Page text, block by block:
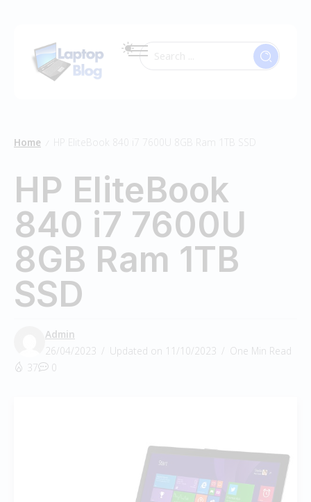
Home HP EliteBook 840 i7 7600U 8GB Ram 1TB SSD
HP EliteBook
840 i7 7600U
8GB Ram 1TB
SSD
Admin
26/04/2023
Updated on 11/10/2023
One Min Read
37
0